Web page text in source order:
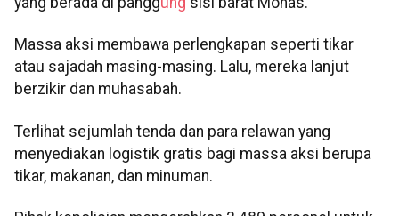
Massa aksi membawa perlengkapan seperti tikar
atau sajadah masing-masing. Lalu, mereka lanjut
berzikir dan muhasabah.
Terlihat sejumlah tenda dan para relawan yang
menyediakan logistik gratis bagi massa aksi berupa
tikar, makanan, dan minuman.